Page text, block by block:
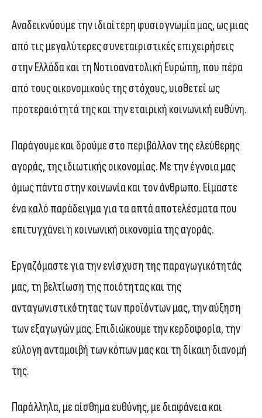
Αναδεικνύουμε την ιδιαίτερη φυσιογνωμία μας, ως μιας
από τις μεγαλύτερες συνεταιριστικές επιχειρήσεις
στην Ελλάδα και τη Νοτιοανατολική Ευρώπη, που πέρα
από τους οικονομικούς της στόχους, υιοθετεί ως
προτεραιότητά της και την εταιρική κοινωνική ευθύνη.
Παράγουμε και δρούμε στο περιβάλλον της ελεύθερης
αγοράς, της ιδιωτικής οικονομίας. Mε την έγνοια μας
όμως πάντα στην κοινωνία και τον άνθρωπο. Είμαστε
ένα καλό παράδειγμα για τα απτά αποτελέσματα που
επιτυγχάνει η κοινωνική οικονομία της αγοράς.
Εργαζόμαστε για την ενίσχυση της παραγωγικότητάς
μας, τη βελτίωση της ποιότητας και της
ανταγωνιστικότητας των προϊόντων μας, την αύξηση
των εξαγωγών μας. Επιδιώκουμε την κερδοφορία, την
εύλογη ανταμοιβή των κόπων μας και τη δίκαιη διανομή
της.
Παράλληλα, με αίσθημα ευθύνης, με διαφάνεια και